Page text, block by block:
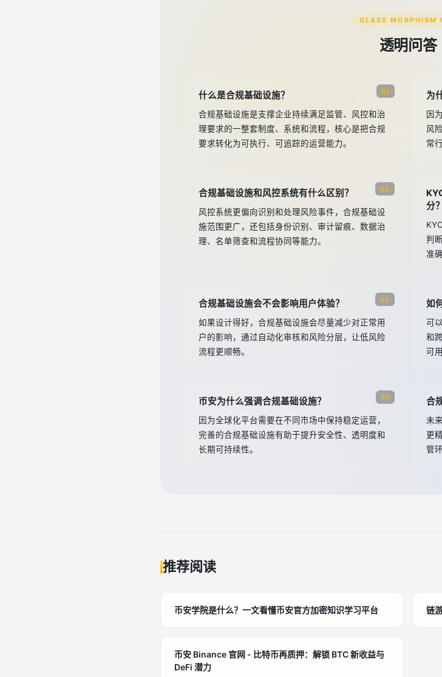
GLASS MORPHISM
透明问答
01
什么是合规基础设施？
合规基础设施是支撑企业持续满足监管、风控和治
理要求的一整套制度、系统和流程，核心是把合规
要求转化为可执行、可追踪的运营能力。
为
因
风
常
03
合规基础设施和风控系统有什么区别？
风控系统更偏向识别和处理风险事件，合规基础设
施范围更广，还包括身份识别、审计留痕、数据治
理、名单筛查和流程协同等能力。
分？
判
准
05
合规基础设施会不会影响用户体验？
如果设计得好，合规基础设施会尽量减少对正常用
户的影响，通过自动化审核和风险分层，让低风险
流程更顺畅。
如
可
和
可用
07
币安为什么强调合规基础设施？
因为全球化平台需要在不同市场中保持稳定运营，
完善的合规基础设施有助于提升安全性、透明度和
长期可持续性。
合
未
更
管
推荐阅读
币安学院是什么？一文看懂币安官方加密知识学习平台 链
币安 Binance 官网 - 比特币再质押：解锁 BTC 新收益与
DeFi 潜力